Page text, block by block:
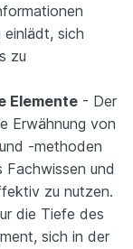
sich
zu
Elemente - Der
Erwähnung von
-methoden
und
zu nutzen.
die Tiefe des
sich in der